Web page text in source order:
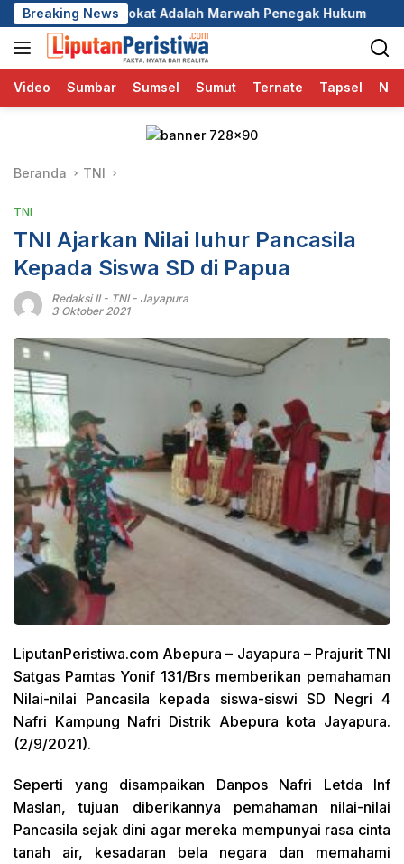
Langsung
ke
konten
Breaking News
Marwah Penegak Hukum DPC GRIB Jaya
Video Sumbar Sumsel Sumut Ternate Tapsel
Beranda TNI
TNI
TNI Ajarkan Nilai luhur Pancasila
Kepada Siswa SD di Papua
Redaksi II- TNI - Jayapura
3 Oktober 2021
LiputanPeristiwa.com Abepura – Jayapura – Prajurit TNI
Satgas Pamtas Yonif 131/Brs memberikan pemahaman
Nilai-nilai Pancasila kepada siswa-siswi SD Negri 4
Nafri Kampung Nafri Distrik Abepura kota Jayapura.
(2/9/2021).
Seperti yang disampaikan Danpos Nafri Letda Inf
Maslan, tujuan diberikannya pemahaman nilai-nilai
Pancasila sejak dini agar mereka mempunyai rasa cinta
tanah air, kesadaran bela negara dan memahami